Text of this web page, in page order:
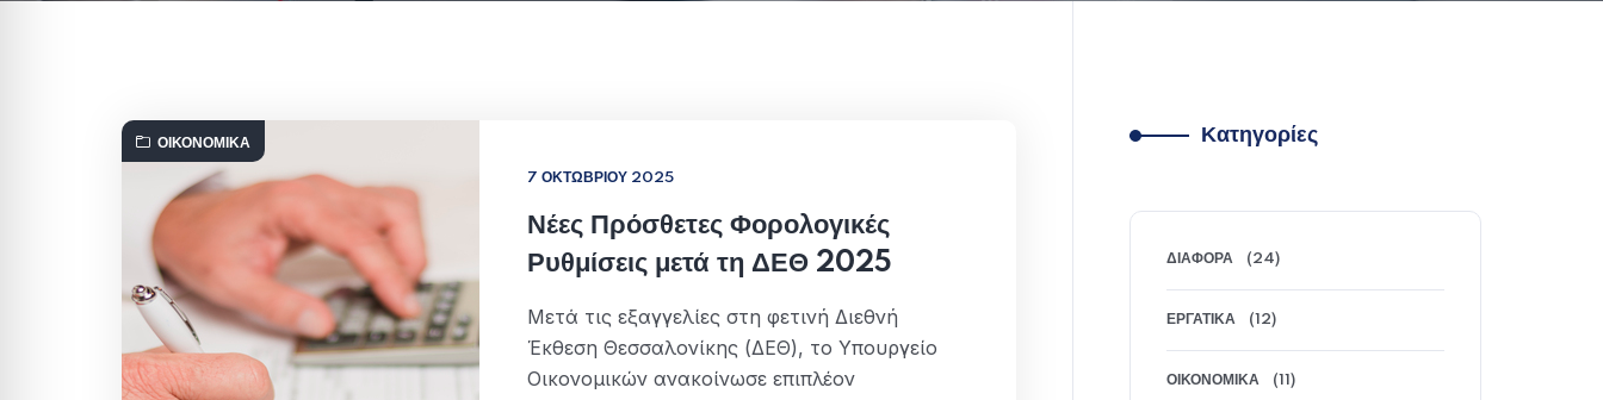
ΟΙΚΟΝΟΜΙΚΆ
7 ΟΚΤΩΒΡΊΟΥ 2025
Νέες Πρόσθετες Φορολογικές
Ρυθμίσεις μετά τη ΔΕΘ 2025
Μετά τις εξαγγελίες στη φετινή Διεθνή
Έκθεση Θεσσαλονίκης (ΔΕΘ), το Υπουργείο
Οικονομικών ανακοίνωσε επιπλέον
Κατηγορίες
ΔΙΆΦΟΡΑ (24)
ΕΡΓΑΤΙΚΆ (12)
ΟΙΚΟΝΟΜΙΚΆ (11)